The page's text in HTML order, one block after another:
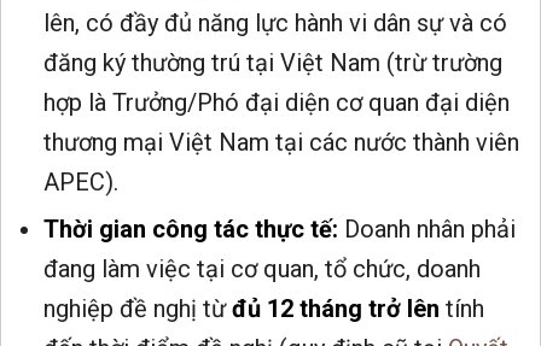
lên, có đầy đủ năng lực hành vi dân sự và có
đăng ký thường trú tại Việt Nam (trừ trường
hợp là Trưởng/Phó đại diện cơ quan đại diện
thương mại Việt Nam tại các nước thành viên
APEC).
Thời gian công tác thực tế: Doanh nhân phải
đang làm việc tại cơ quan, tổ chức, doanh
nghiệp đề nghị từđủ 12 tháng trở lên tính